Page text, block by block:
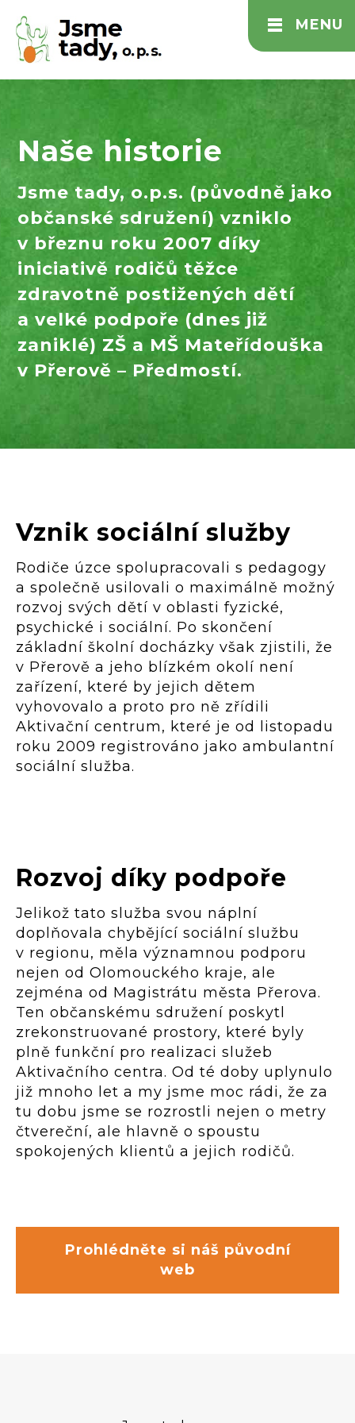
MENU
Naše historie
Jsme tady, o.p.s. (původně jako
občanské sdružení) vzniklo
v březnu roku 2007 díky
iniciativě rodičů těžce
zdravotně postižených dětí
a velké podpoře (dnes již
zaniklé) ZŠ a MŠ Mateřídouška
v Přerově – Předmostí.
Vznik sociální služby
Rodiče úzce spolupracovali s pedagogy
a společně usilovali o maximálně možný
rozvoj svých dětí v oblasti fyzické,
psychické i sociální. Po skončení
základní školní docházky však zjistili, že
v Přerově a jeho blízkém okolí není
zařízení, které by jejich dětem
vyhovovalo a proto pro ně zřídili
Aktivační centrum, které je od listopadu
roku 2009 registrováno jako ambulantní
sociální služba.
Rozvoj díky podpoře
Jelikož tato služba svou náplní
doplňovala chybějící sociální službu
v regionu, měla významnou podporu
nejen od Olomouckého kraje, ale
zejména od Magistrátu města Přerova.
Ten občanskému sdružení poskytl
zrekonstruované prostory, které byly
plně funkční pro realizaci služeb
Aktivačního centra. Od té doby uplynulo
již mnoho let a my jsme moc rádi, že za
tu dobu jsme se rozrostli nejen o metry
čtvereční, ale hlavně o spoustu
spokojených klientů a jejich rodičů.
Prohlédněte si náš původní
web